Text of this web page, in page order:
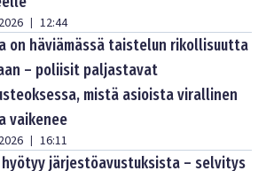
| 12:44
on häviämässä taistelun rikollisuutta
– poliisit paljastavat
mistä asioista virallinen
vaikenee
| 16:11
hyötyy järjestöavustuksista – selvitys